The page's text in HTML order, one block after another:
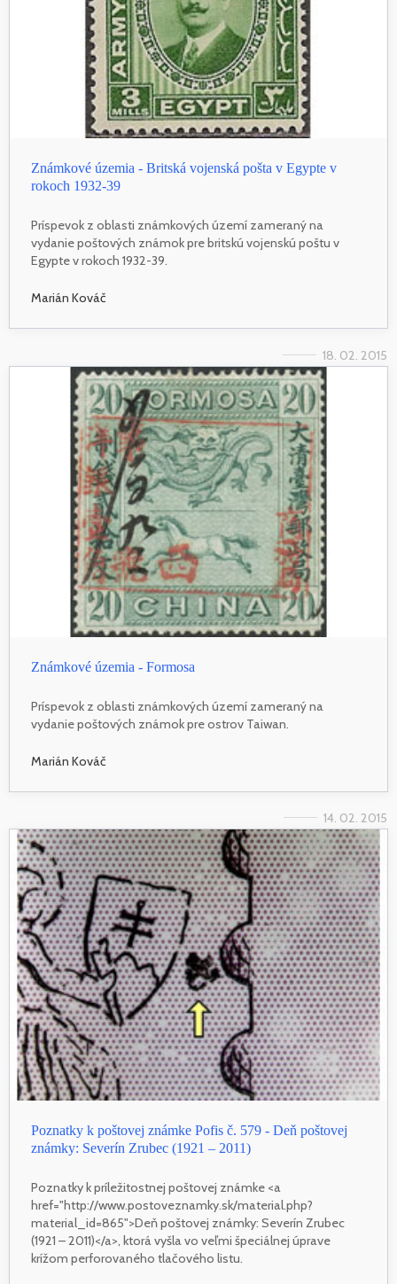
Známkové územia - Britská vojenská pošta v Egypte v
rokoch 1932-39
Príspevok z oblasti známkových území zameraný na
vydanie poštových známok pre britskú vojenskú poštu v
Egypte v rokoch 1932-39.
Marián Kováč
18. 02. 2015
Známkové územia - Formosa
Príspevok z oblasti známkových území zameraný na
vydanie poštových známok pre ostrov Taiwan.
Marián Kováč
14. 02. 2015
Poznatky k poštovej známke Pofis č. 579 - Deň poštovej
známky: Severín Zrubec (1921 – 2011)
Poznatky k príležitostnej poštovej známke <a
href="http://www.postoveznamky.sk/material.php?
material_id=865">Deň poštovej známky: Severín Zrubec
(1921 – 2011)</a>, ktorá vyšla vo veľmi špeciálnej úprave
krížom perforovaného tlačového listu.